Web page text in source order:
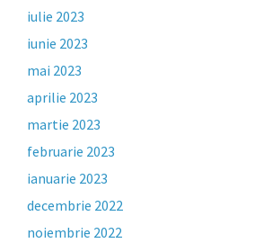
iulie 2023
iunie 2023
mai 2023
aprilie 2023
martie 2023
februarie 2023
ianuarie 2023
decembrie 2022
noiembrie 2022